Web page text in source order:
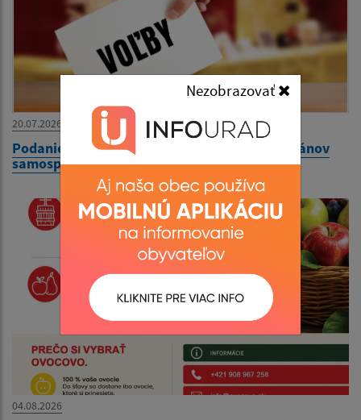
Nezobrazovať
20.07.2026
Podanie kandidátnych listín pre voľby do orgánov
samosprávy obcí 2026
04.08.2026